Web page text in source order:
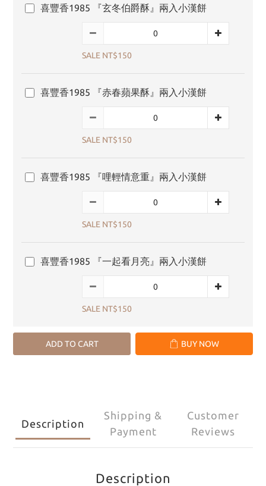
喜豐香1985 『玄冬伯爵酥』兩入小漢餅
SALE NT$150
喜豐香1985 『赤春蘋果酥』兩入小漢餅
SALE NT$150
喜豐香1985 『哩輕情意重』兩入小漢餅
SALE NT$150
喜豐香1985 『一起看月亮』兩入小漢餅
SALE NT$150
ADD TO CART BUY NOW
Description
Shipping &
Payment
Customer
Reviews
Description